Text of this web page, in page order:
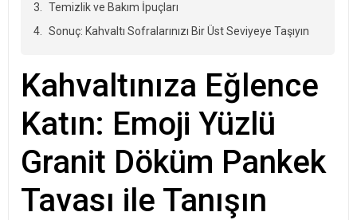
Temizlik ve Bakım İpuçları
Sonuç: Kahvaltı Sofralarınızı Bir Üst Seviyeye Taşıyın
Kahvaltınıza Eğlence
Katın: Emoji Yüzlü
Granit Döküm Pankek
Tavası ile Tanışın